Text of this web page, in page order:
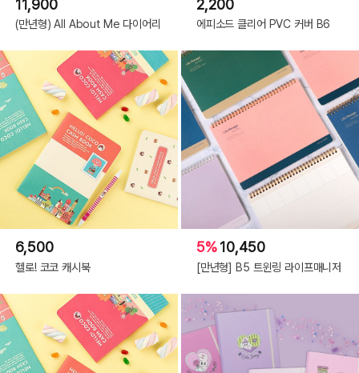
11,900
(만년형) All About Me 다이어리
2,200
에피소드 클리어 PVC 커버 B6
6,500
헬로! 코코 캐시북
5%10,450
[만년형] B5 트윈링 라이프매니저